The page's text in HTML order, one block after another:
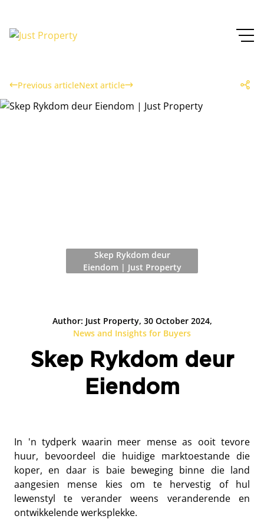
Previous articleNext article
Skep Rykdom deur
Eiendom | Just Property
Author: Just Property, 30 October 2024,
News and Insights for Buyers
Skep Rykdom deur
Eiendom
In 'n tydperk waarin meer mense as ooit tevore
huur, bevoordeel die huidige marktoestande die
koper, en daar is baie beweging binne die land
aangesien mense kies om te hervestig of hul
lewenstyl te verander weens veranderende en
ontwikkelende werksplekke.